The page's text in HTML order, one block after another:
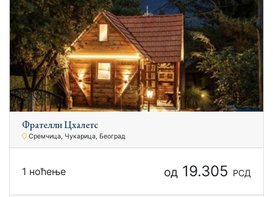
Фрателли Цхалетс
Сремчица, Чукарица, Београд
1 ноћење од 19.305 РСД